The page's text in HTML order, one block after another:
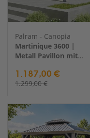
Palram - Canopia
Martinique 3600 |
Metall Pavillon mit
1.187,00 €
1.299,00 €